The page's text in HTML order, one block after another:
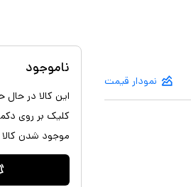
نمودار قیمت
ناموجود
این کالا در
کلیک بر روی
موجود شدن